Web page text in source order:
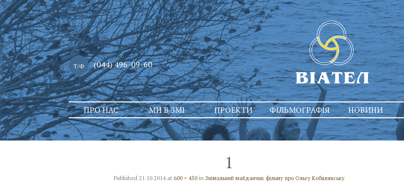
Т/Ф (044) 496-09-60
Skip
to
content
ПРО НАС МИ В ЗМІ ПРОЕКТИ ФІЛЬМОГРАФІЯ НОВИНИ
1
Published21.10.2014at 600 × 450 inЗнімальний майданчик фільму про Ольгу Кобилянську